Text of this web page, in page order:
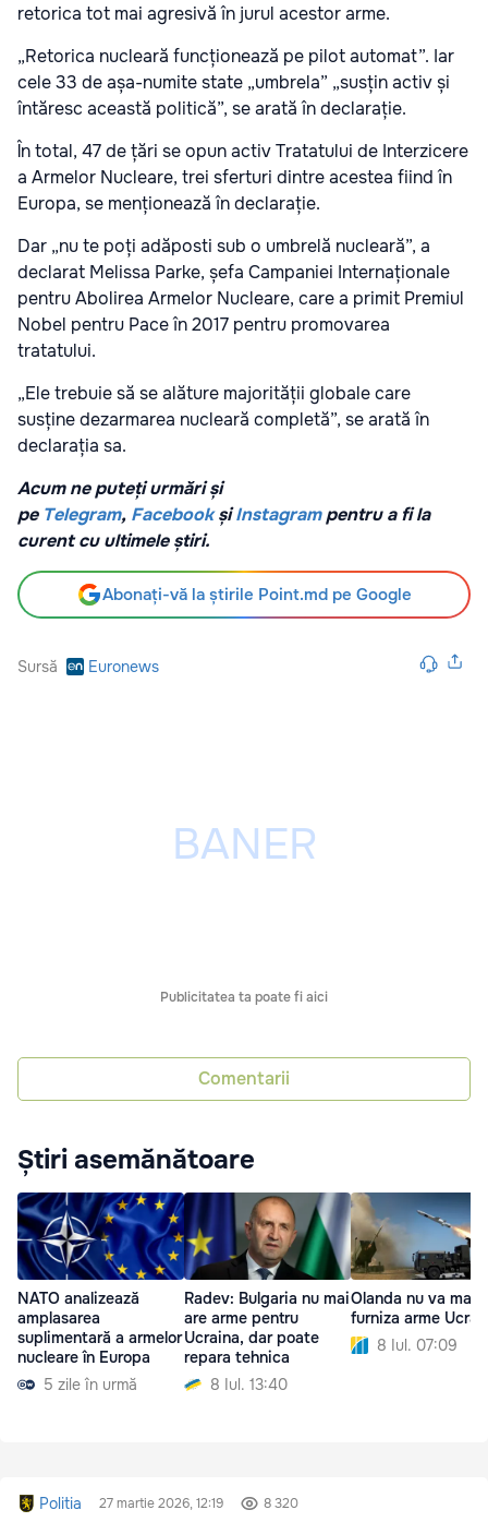
retorica tot mai agresivă în jurul acestor arme.
„Retorica nucleară funcționează pe pilot automat”. Iar
cele 33 de așa-numite state „umbrela” „susțin activ și
întăresc această politică”, se arată în declarație.
În total, 47 de țări se opun activ Tratatului de Interzicere
a Armelor Nucleare, trei sferturi dintre acestea fiind în
Europa, se menționează în declarație.
Dar „nu te poți adăposti sub o umbrelă nucleară”, a
declarat Melissa Parke, șefa Campaniei Internaționale
pentru Abolirea Armelor Nucleare, care a primit Premiul
Nobel pentru Pace în 2017 pentru promovarea
tratatului.
„Ele trebuie să se alăture majorității globale care
susține dezarmarea nucleară completă”, se arată în
declarația sa.
Acum ne puteți urmări și
pe Telegram, Facebook șiInstagrampentru a fi la
curent cu ultimele știri.
Abonați-vă la știrile Point.md pe Google
Sursă Euronews
Publicitatea ta poate fi aici
Comentarii
Știri asemănătoare
NATO analizează
amplasarea
suplimentară a armelor
nucleare în Europa
5 zile în urmă
Radev: Bulgaria nu mai
are arme pentru
Ucraina, dar poate
repara tehnica
8 Iul. 13:40
Olanda nu va mai
furniza arme
8 Iul. 07:09
Politia 27 martie 2026, 12:19 8 320